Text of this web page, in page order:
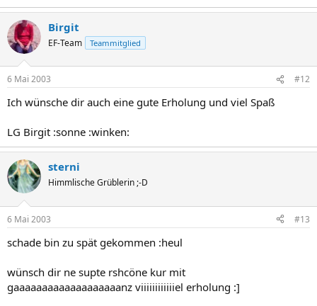
Birgit
EF-Team Teammitglied
6 Mai 2003 #12
Ich wünsche dir auch eine gute Erholung und viel Spaß
LG Birgit :sonne :winken:
sterni
Himmlische Grüblerin ;-D
6 Mai 2003 #13
schade bin zu spät gekommen :heul
wünsch dir ne supte rshcöne kur mit
gaaaaaaaaaaaaaaaaaaanz viiiiiiiiiiiiel erholung :]